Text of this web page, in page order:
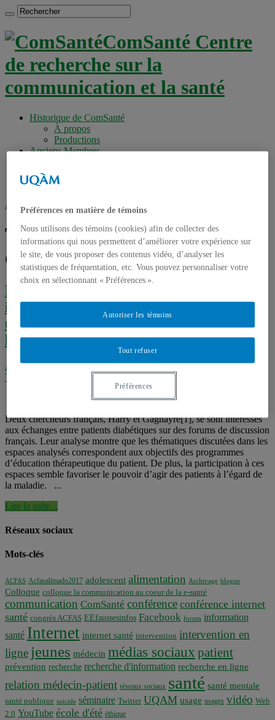
ComSanté Centre
de recherche sur la
communication et la santé
Historique de ComSanté
À propos
Productions
Anciens Membres
Chercheurs associés
Étudiants
Accueil» Tag archives : patient diabétique
Tag archives :patient
diabétique
Les forums : des espaces d’apprentissage
informel que les patients diabétiques
utilisent au fur et à mesure de
l’expérience de la maladie
Analyses de l'internet santé,Maladies chroniques,Médias sociaux
Télé-santé & Internet santé,Usages de l'Internet santé
Deux chercheurs français, Harry et Gagnayre[1], se sont intéressés
aux échanges entre patients diabétiques sur des forums de discussion
français. Leur analyse montre que les thématiques discutées dans les
espaces analysés correspondent aux objectifs des programmes
d’éducation thérapeutique du patient. De plus, la participation à ces
espaces semble favoriser le pouvoir d’agir des patients à l’égard de
la maladie. ...
Lire la suite...
Réseaux sociaux
Mots-clés
ACFAS Acfasalimado2017 adolescent alimentation Archivage blogue
Colloque colloque la communication au coeur de la e-santé
communication ComSanté conférence conférence internet
santé congrès ACFAS EEfaussesinfos Facebook forum information
santé Internet internet santé intervention intervention en
ligne jeunes médecin médias sociaux patient
prévention recherche recherche d'information recherche en ligne
relation médecin-patient réseaux sociaux santé santé mentale
santé publique suicide séminaire Twitter UQAM usage usages vidéo Web
2.0 YouTube école d'été éthique
Préférences en matière de témoins
Nous utilisons des témoins (cookies) afin de collecter des
informations qui nous permettent d’améliorer votre expérience sur
le site, de vous proposer des contenus vidéo, d’analyser les
statistiques de fréquentation, etc. Vous pouvez personnaliser votre
choix en sélectionnant « Préférences ».
Tout refuser
Autoriser les témoins
Préférences